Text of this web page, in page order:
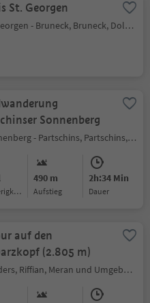
St. Georgen
St. Georgen - Bruneck, Bruneck, Dolomitenregion Kronplatz
Sonnenberg
Sonnenberg - Partschins, Partschins, Meran und Umgebung
490 m
Aufstieg
2h:34 Min
Dauer
auf den
(2.805 m)
Pfelders, Riffian, Meran und Umgebung